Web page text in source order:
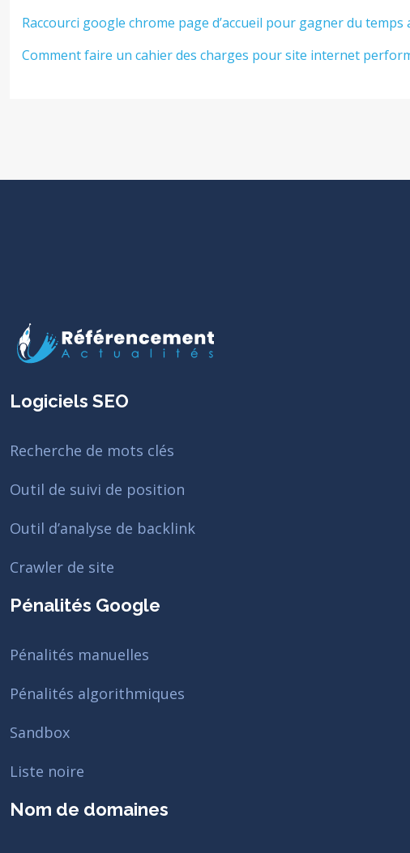
Raccourci google chrome page d’accueil pour gagner du temps
Comment faire un cahier des charges pour site internet
Logiciels SEO
Recherche de mots clés
Outil de suivi de position
Outil d’analyse de backlink
Crawler de site
Pénalités Google
Pénalités manuelles
Pénalités algorithmiques
Sandbox
Liste noire
Nom de domaines